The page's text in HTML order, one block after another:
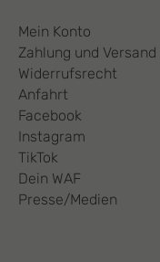
Mein Konto
Zahlung und Versand
Widerrufsrecht
Anfahrt
Facebook
Instagram
TikTok
Dein WAF
Presse/Medien